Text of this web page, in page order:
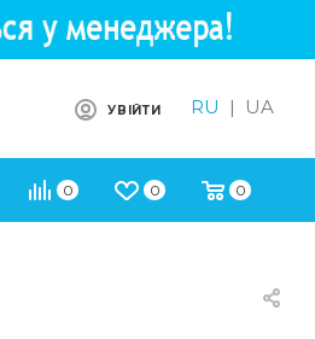
RU | UA
УВІЙТИ
0 0 0